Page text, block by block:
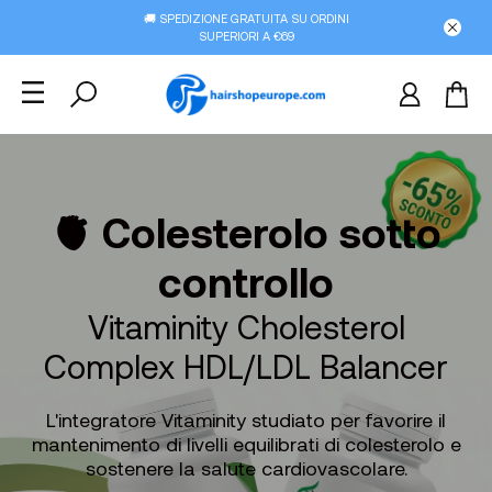
🚚 SPEDIZIONE GRATUITA SU ORDINI
SUPERIORI A €69
🫀 Colesterolo sotto
controllo
Vitaminity Cholesterol
Complex HDL/LDL Balancer
L'integratore Vitaminity studiato per favorire il
mantenimento di livelli equilibrati di colesterolo e
sostenere la salute cardiovascolare.